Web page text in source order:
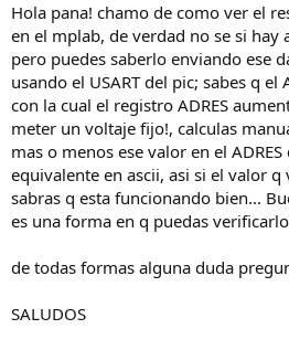
Hola pana! chamo de como ver el
en el mplab, de verdad no se si hay
pero puedes saberlo enviando ese
usando el USART del pic; sabes q
con la cual el registro ADRES
meter un voltaje fijo!, calculas
mas o menos ese valor en el
equivalente en ascii, asi si el valor q
sabras q esta funcionando bien...
es una forma en q puedas
de todas formas alguna duda
SALUDOS